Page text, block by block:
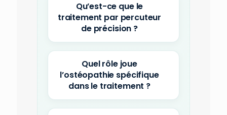
Qu’est-ce que le
traitement par percuteur
de précision ?
Quel rôle joue
l’ostéopathie spécifique
dans le traitement ?